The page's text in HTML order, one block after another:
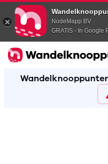
NodeMapp BV
GRATIS - In Google